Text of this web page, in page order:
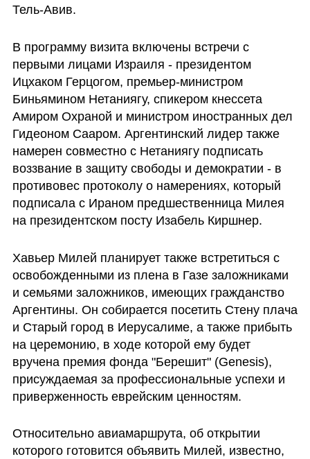
Тель-Авив.
В программу визита включены встречи с
первыми лицами Израиля - президентом
Ицхаком Герцогом, премьер-министром
Биньямином Нетаниягу, спикером кнессета
Амиром Охраной и министром иностранных дел
Гидеоном Сааром. Аргентинский лидер также
намерен совместно с Нетаниягу подписать
воззвание в защиту свободы и демократии - в
противовес протоколу о намерениях, который
подписала с Ираном предшественница Милея
на президентском посту Изабель Киршнер.
Хавьер Милей планирует также встретиться с
освобожденными из плена в Газе заложниками
и семьями заложников, имеющих гражданство
Аргентины. Он собирается посетить Стену плача
и Старый город в Иерусалиме, а также прибыть
на церемонию, в ходе которой ему будет
вручена премия фонда "Берешит" (Genesis),
присуждаемая за профессиональные успехи и
приверженность еврейским ценностям.
Относительно авиамаршрута, об открытии
которого готовится объявить Милей, известно,